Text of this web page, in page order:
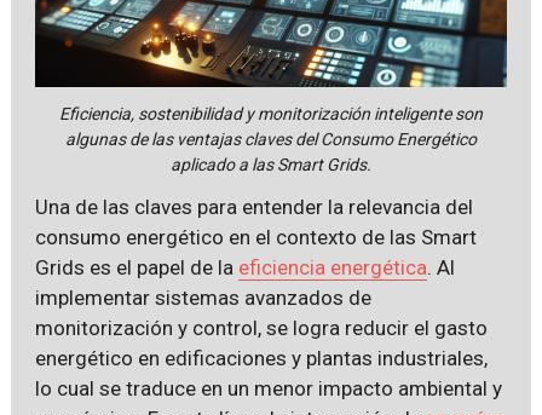
Eficiencia, sostenibilidad y monitorización inteligente son
algunas de las ventajas claves del Consumo Energético
aplicado a las Smart Grids.
Una de las claves para entender la relevancia del
consumo energético en el contexto de las Smart
Grids es el papel de la eficiencia energética. Al
implementar sistemas avanzados de
monitorización y control, se logra reducir el gasto
energético en edificaciones y plantas industriales,
lo cual se traduce en un menor impacto ambiental y